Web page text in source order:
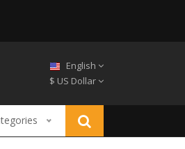
English
$ US Dollar